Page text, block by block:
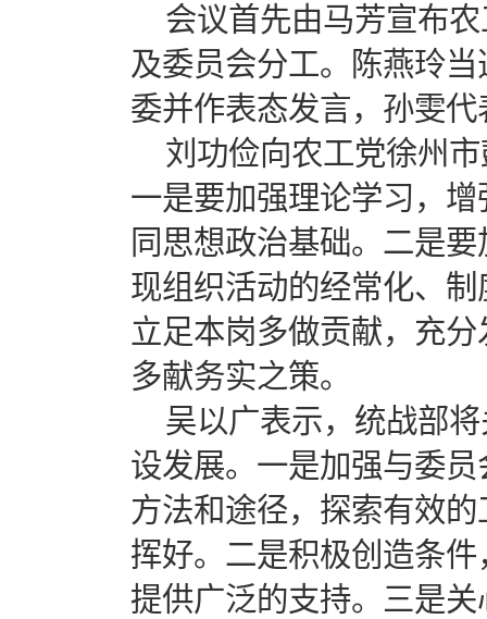
会议首先由马芳宣布
及委员会分工。陈燕玲
委并作表态发言，孙雯
刘功俭向农工党徐州
一是要加强理论学习，
同思想政治基础。二是
现组织活动的经常化、
立足本岗多做贡献，充
多献务实之策。
吴以广表示，统战部
设发展。一是加强与委
方法和途径，探索有效
挥好。二是积极创造条
提供广泛的支持。三是